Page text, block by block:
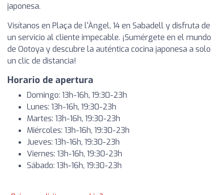
japonesa.
Visítanos en Plaça de l'Àngel, 14 en Sabadell y disfruta de
un servicio al cliente impecable. ¡Sumérgete en el mundo
de Ootoya y descubre la auténtica cocina japonesa a solo
un clic de distancia!
Horario de apertura
Domingo: 13h-16h, 19:30-23h
Lunes: 13h-16h, 19:30-23h
Martes: 13h-16h, 19:30-23h
Miércoles: 13h-16h, 19:30-23h
Jueves: 13h-16h, 19:30-23h
Viernes: 13h-16h, 19:30-23h
Sábado: 13h-16h, 19:30-23h